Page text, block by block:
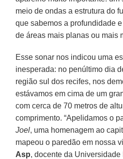
meio de ondas a estrutura do
que sabemos a profundidade
de áreas mais planas ou mais
Esse sonar nos indicou uma
inesperada: no penúltimo dia
região sul dos recifes, nos
estávamos em cima de um
com cerca de 70 metros de
comprimento. “Apelidamos o
Joel, uma homenagem ao
mapeou o paredão em nossa
Asp, docente da Universidade